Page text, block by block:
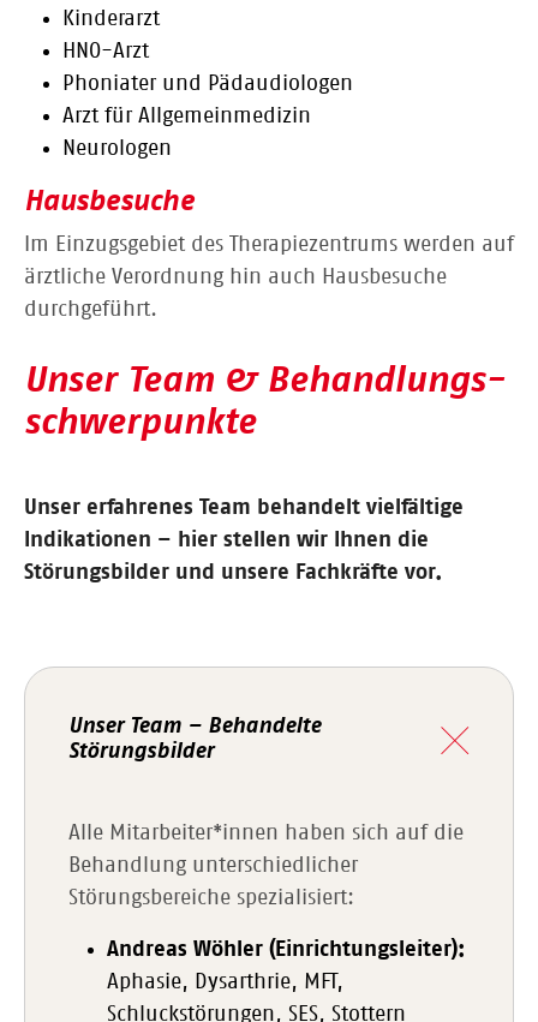
Kinderarzt
HNO-Arzt
Phoniater und Pädaudiologen
Arzt für Allgemeinmedizin
Neurologen
Hausbesuche
Im Einzugsgebiet des Therapiezentrums werden auf
ärztliche Verordnung hin auch Hausbesuche
durchgeführt.
Unser Team & Behandlungs­
schwerpunkte
Unser erfahrenes Team behandelt vielfältige
Indikationen – hier stellen wir Ihnen die
Störungsbilder und unsere Fachkräfte vor.
Unser Team – Behandelte
Störungsbilder
Alle Mitarbeiter*innen haben sich auf die
Behandlung unterschiedlicher
Störungsbereiche spezialisiert:
Andreas Wöhler (Einrichtungsleiter):
Aphasie, Dysarthrie, MFT,
Schluckstörungen, SES, Stottern